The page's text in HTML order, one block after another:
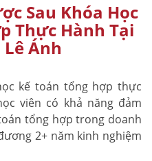
Sau Khóa Học
Thực Hành Tại
Lê Ánh
kế toán tổng hợp thực
viên có khả năng đảm
tổng hợp trong doanh
2+ năm kinh nghiệm